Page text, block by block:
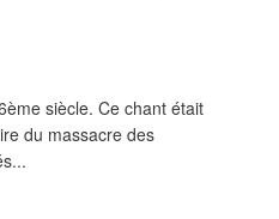
siècle. Ce chant était
du massacre des